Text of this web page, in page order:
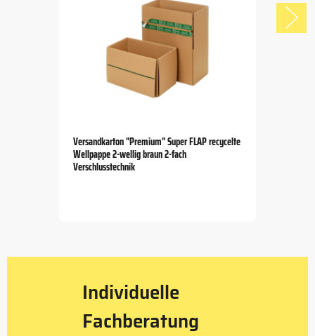
Versandkarton "Premium" Super FLAP recycelte
Wellpappe 2-wellig braun 2-fach
Verschlusstechnik
Individuelle
Fachberatung